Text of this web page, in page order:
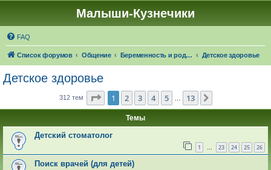
Малыши-Кузнечики
FAQ
Список форумов Общение Беременность и роды. О детях Детское здоровье
Детское здоровье
312 тем Страница из 13
1 2 3 4 5 13
Темы
Детский стоматолог
1 … 23 24 25 26
Поиск врачей (для детей)